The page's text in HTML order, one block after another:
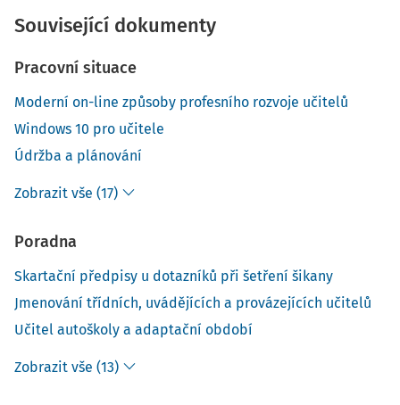
Související dokumenty
Pracovní situace
Moderní on-line způsoby profesního rozvoje učitelů
Windows 10 pro učitele
Údržba a plánování
Zobrazit vše (17)
Poradna
Skartační předpisy u dotazníků při šetření šikany
Jmenování třídních, uvádějících a provázejících učitelů
Učitel autoškoly a adaptační období
Zobrazit vše (13)